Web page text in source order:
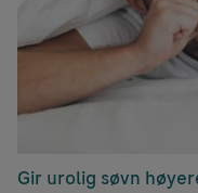
Gir urolig søvn